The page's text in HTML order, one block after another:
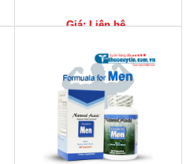
Giá: Liên hệ